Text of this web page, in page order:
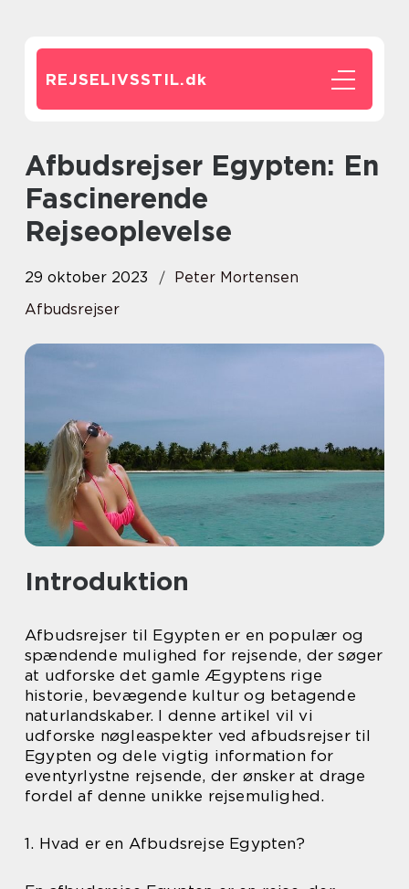
REJSELIVSSTIL.dk
Afbudsrejser Egypten: En
Fascinerende
Rejseoplevelse
29 oktober 2023
Peter Mortensen
Afbudsrejser
Introduktion
Afbudsrejser til Egypten er en populær og
spændende mulighed for rejsende, der søger
at udforske det gamle Ægyptens rige
historie, bevægende kultur og betagende
naturlandskaber. I denne artikel vil vi
udforske nøgleaspekter ved afbudsrejser til
Egypten og dele vigtig information for
eventyrlystne rejsende, der ønsker at drage
fordel af denne unikke rejsemulighed.
1. Hvad er en Afbudsrejse Egypten?